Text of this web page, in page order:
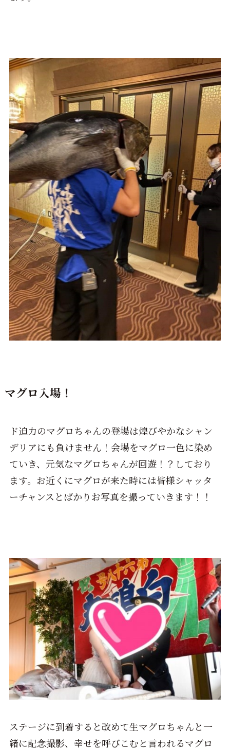
マグロ入場！
ド迫力のマグロちゃんの登場は煌びやかなシャン
デリアにも負けません！会場をマグロ一色に染め
ていき、元気なマグロちゃんが回遊！？しており
ます。お近くにマグロが来た時には皆様シャッタ
ーチャンスとばかりお写真を撮っていきます！！
ステージに到着すると改めて生マグロちゃんと一
緒に記念撮影、幸せを呼びこむと言われるマグロ